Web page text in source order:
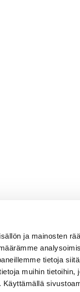
ja mainosten
tietoja
muihin tietoihin,
Käyttämällä